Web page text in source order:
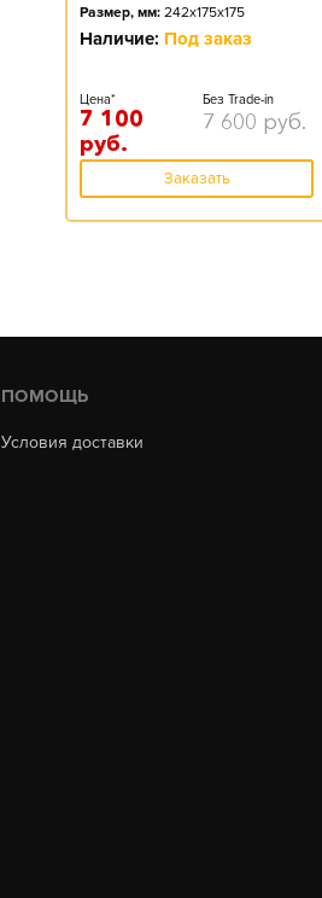
Размер, мм: 242x175x175
Наличие: Под заказ
Цена*
7 100
руб.
Без Trade-in
7 600 руб.
Заказать
ПОМОЩЬ
Условия доставки